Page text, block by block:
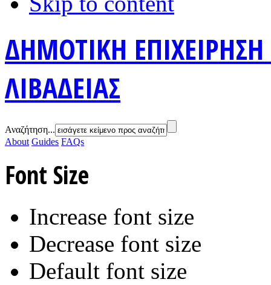
ΔΗΜΟΤΙΚΗ
ΛΙΒΑΔΕΙΑΣ
Αναζήτηση...
About Guides FAQs
Font Size
Increase font size
Decrease font size
Default font size